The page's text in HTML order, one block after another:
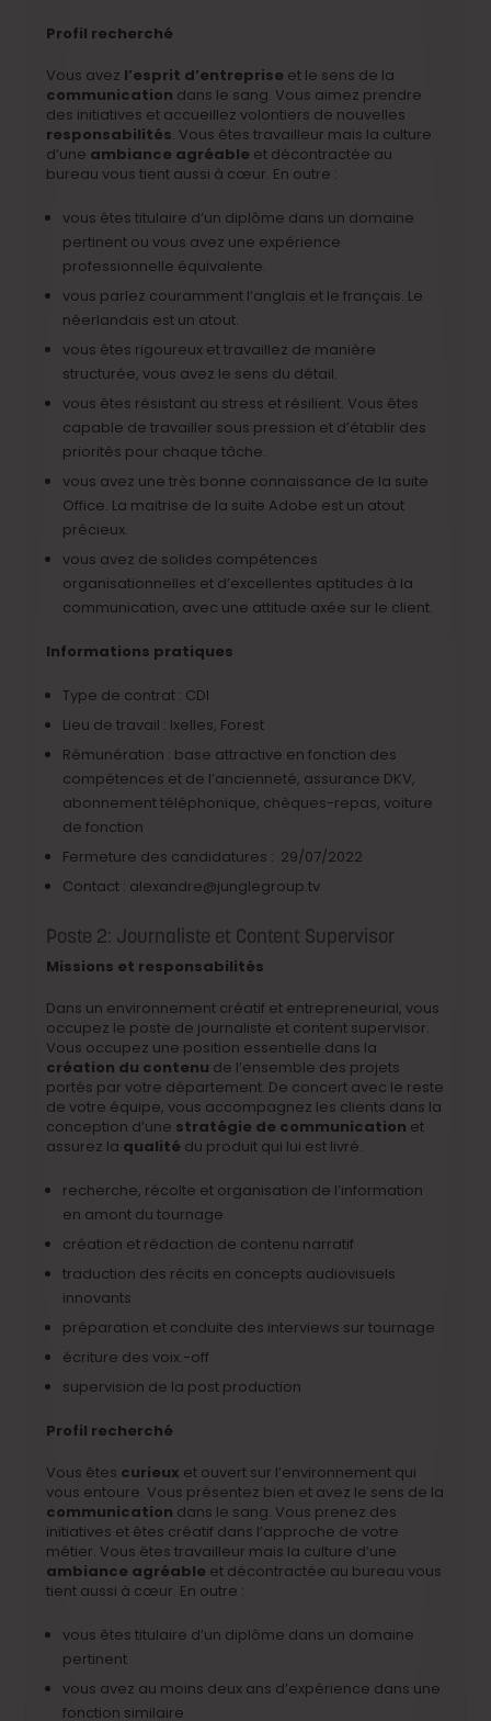
Profil recherché
Vous avez l’esprit d’entreprise et le sens de la
communication dans le sang. Vous aimez prendre
des initiatives et accueillez volontiers de nouvelles
responsabilités. Vous êtes travailleur mais la culture
d’une ambiance agréable et décontractée au
bureau vous tient aussi à cœur. En outre :
vous êtes titulaire d’un diplôme dans un domaine
pertinent ou vous avez une expérience
professionnelle équivalente.
vous parlez couramment l’anglais et le français. Le
néerlandais est un atout.
vous êtes rigoureux et travaillez de manière
structurée, vous avez le sens du détail.
vous êtes résistant au stress et résilient. Vous êtes
capable de travailler sous pression et d’établir des
priorités pour chaque tâche.
vous avez une très bonne connaissance de la suite
Office. La maitrise de la suite Adobe est un atout
précieux.
vous avez de solides compétences
organisationnelles et d’excellentes aptitudes à la
communication, avec une attitude axée sur le client.
Informations pratiques
Type de contrat : CDI
Lieu de travail : Ixelles, Forest
Rémunération : base attractive en fonction des
compétences et de l’ancienneté, assurance DKV,
abonnement téléphonique, chèques-repas, voiture
de fonction
Fermeture des candidatures : 29/07/2022
Contact : alexandre@junglegroup.tv
Poste 2: Journaliste et Content Supervisor
Missions et responsabilités
Dans un environnement créatif et entrepreneurial, vous
occupez le poste de journaliste et content supervisor.
Vous occupez une position essentielle dans la
création du contenu de l’ensemble des projets
portés par votre département. De concert avec le reste
de votre équipe, vous accompagnez les clients dans la
conception d’une stratégie de communication et
assurez la qualité du produit qui lui est livré.
recherche, récolte et organisation de l’information
en amont du tournage
création et rédaction de contenu narratif
traduction des récits en concepts audiovisuels
innovants
préparation et conduite des interviews sur tournage
écriture des voix.-off
supervision de la post production
Profil recherché
Vous êtes curieux et ouvert sur l’environnement qui
vous entoure. Vous présentez bien et avez le sens de la
communication dans le sang. Vous prenez des
initiatives et êtes créatif dans l’approche de votre
métier. Vous êtes travailleur mais la culture d’une
ambiance agréable et décontractée au bureau vous
tient aussi à cœur. En outre :
vous êtes titulaire d’un diplôme dans un domaine
pertinent
vous avez au moins deux ans d’expérience dans une
fonction similaire